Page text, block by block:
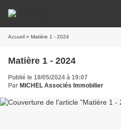
Accueil » Matière 1 - 2024
Matière 1 - 2024
Publié le 18/05/2024 à 19:07
Par MICHEL Associés Immobilier